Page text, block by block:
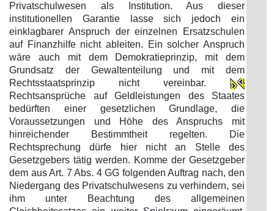
Privatschulwesen als Institution. Aus dieser
institutionellen Garantie lasse sich jedoch ein
einklagbarer Anspruch der einzelnen Ersatzschulen
auf Finanzhilfe nicht ableiten. Ein solcher Anspruch
wäre auch mit dem Demokratieprinzip, mit dem
Grundsatz der Gewaltenteilung und mit dem
Rechtsstaatsprinzip nicht vereinbar.
Rechtsansprüche auf Geldleistungen des Staates
bedürften einer gesetzlichen Grundlage, die
Voraussetzungen und Höhe des Anspruchs mit
hinreichender Bestimmtheit regelten. Die
Rechtsprechung dürfe hier nicht an Stelle des
Gesetzgebers tätig werden. Komme der Gesetzgeber
dem aus Art. 7 Abs. 4 GG folgenden Auftrag nach, den
Niedergang des Privatschulwesens zu verhindern, sei
ihm unter Beachtung des allgemeinen